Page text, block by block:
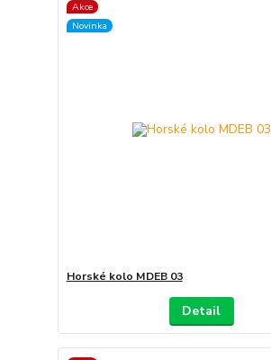
Akce
Novinka
Horské kolo MDEB 03
Detail